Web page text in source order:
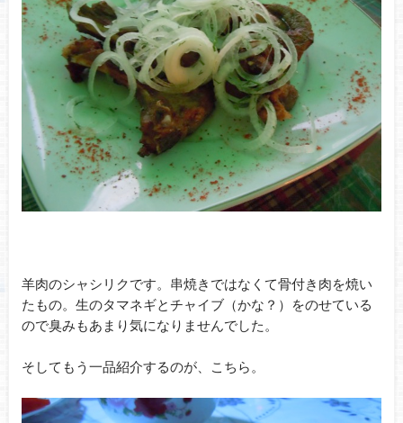
羊肉のシャシリクです。串焼きではなくて骨付き肉を焼い
たもの。生のタマネギとチャイブ（かな？）をのせている
ので臭みもあまり気になりませんでした。
そしてもう一品紹介するのが、こちら。